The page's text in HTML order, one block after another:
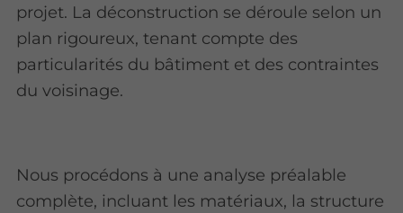
projet. La déconstruction se déroule selon un
plan rigoureux, tenant compte des
particularités du bâtiment et des contraintes
du voisinage.
Nous procédons à une analyse préalable
complète, incluant les matériaux, la structure